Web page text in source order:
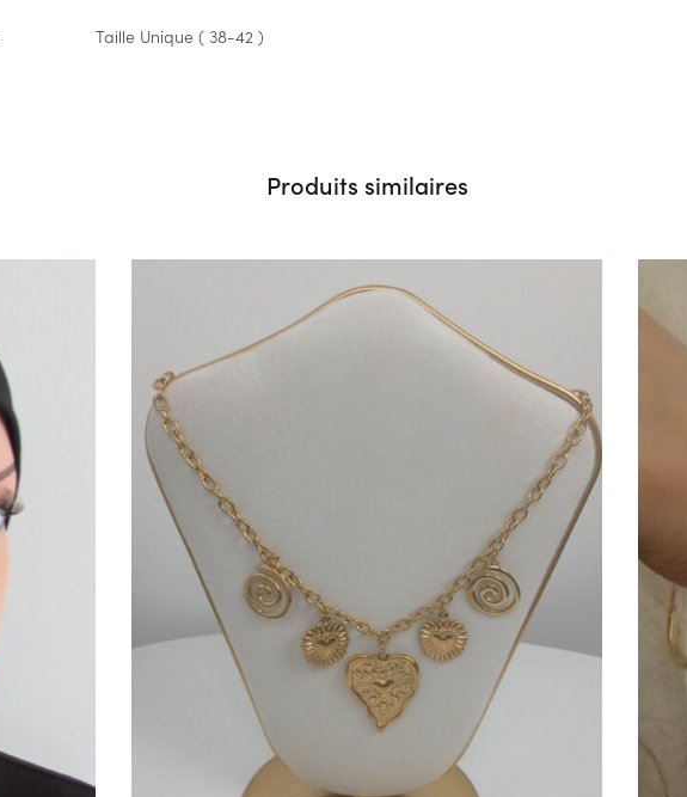
Taille Unique ( 38-42 )
Produits similaires